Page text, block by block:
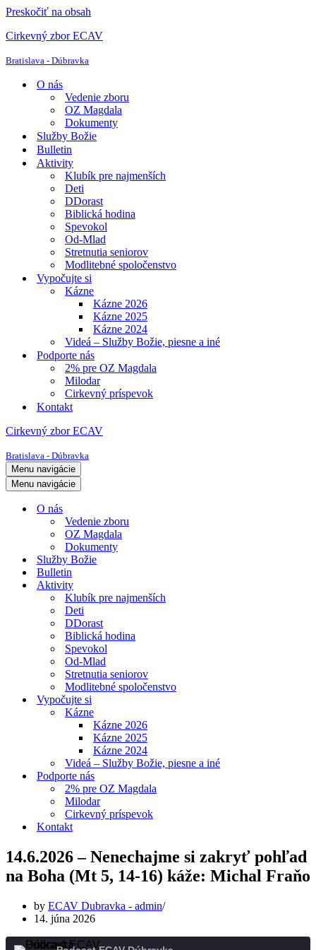
Preskočiť na obsah
Cirkevný zbor ECAV
Bratislava - Dúbravka
O nás
Vedenie zboru
OZ Magdala
Dokumenty
Služby Božie
Bulletin
Aktivity
Klubík pre najmenších
Deti
DDorast
Biblická hodina
Spevokol
Od-Mlad
Stretnutia seniorov
Modlitebné spoločenstvo
Vypočujte si
Kázne
Kázne 2026
Kázne 2025
Kázne 2024
Videá – Služby Božie, piesne a iné
Podporte nás
2% pre OZ Magdala
Milodar
Cirkevný príspevok
Kontakt
Cirkevný zbor ECAV
Bratislava - Dúbravka
Menu navigácie
Menu navigácie
O nás
Vedenie zboru
OZ Magdala
Dokumenty
Služby Božie
Bulletin
Aktivity
Klubík pre najmenších
Deti
DDorast
Biblická hodina
Spevokol
Od-Mlad
Stretnutia seniorov
Modlitebné spoločenstvo
Vypočujte si
Kázne
Kázne 2026
Kázne 2025
Kázne 2024
Videá – Služby Božie, piesne a iné
Podporte nás
2% pre OZ Magdala
Milodar
Cirkevný príspevok
Kontakt
14.6.2026 – Nenechajme si zakryť pohľad
na Boha (Mt 5, 14-16) káže: Michal Fraňo
by ECAV Dubravka - admin
14. júna 2026